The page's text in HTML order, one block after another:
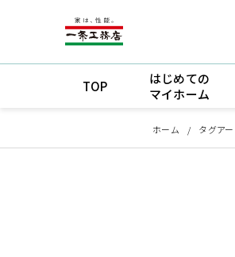
TOP
はじめての
マイホーム
ホーム タグア